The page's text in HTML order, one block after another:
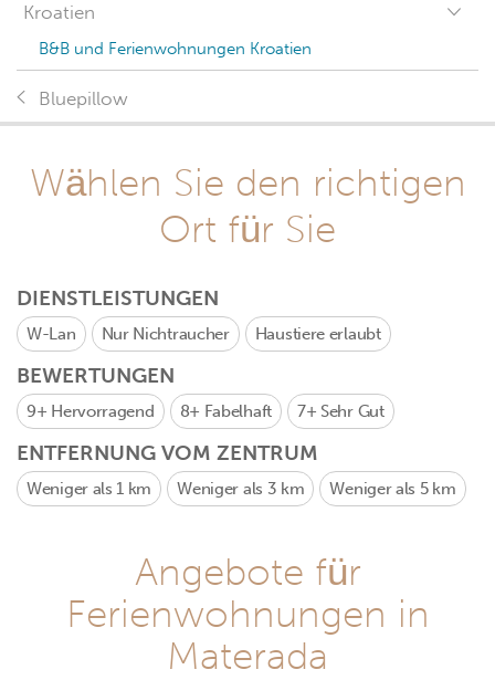
Kroatien
B&B und Ferienwohnungen Kroatien
Bluepillow
Wählen Sie den richtigen
Ort für Sie
DIENSTLEISTUNGEN
W-Lan Nur Nichtraucher Haustiere erlaubt
BEWERTUNGEN
9+ Hervorragend 8+ Fabelhaft 7+ Sehr Gut
ENTFERNUNG VOM ZENTRUM
Weniger als 1 km Weniger als 3 km Weniger als 5 km
Angebote für
Ferienwohnungen in
Materada